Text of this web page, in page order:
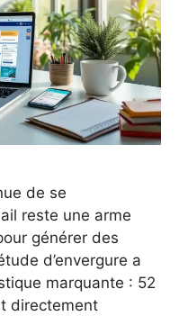
de se
reste une arme
générer des
d’envergure a
marquante : 52
directement